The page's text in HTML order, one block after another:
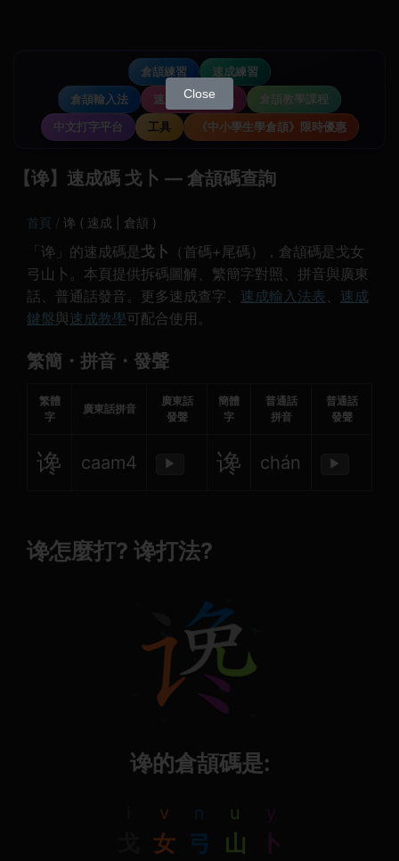
倉頡練習
速成練習
倉頡輸入法
速成輸入法教學
倉頡教學課程
中文打字平台
工具 《中小學生學倉頡》限時優惠
【谗】速成碼 戈卜 — 倉頡碼查詢
首頁 谗 ( 速成 | 倉頡 )
「谗」的速成碼是 戈卜 （首碼+尾碼），倉頡碼是戈女
弓山卜。本頁提供拆碼圖解、繁簡字對照、拼音與廣東
話、普通話發音。更多速成查字、 速成輸入法表、 速成
鍵盤與速成教學可配合使用。
繁簡・拼音・發聲
繁體
字
廣東話拼音
廣東話
發聲
簡體
字
普通話
拼音
普通話
發聲
谗 caam4 ▶ 谗 chán ▶
谗怎麼打? 谗打法?
谗的倉頡碼是:
v
女
n
弓
u
山
y
卜
Close